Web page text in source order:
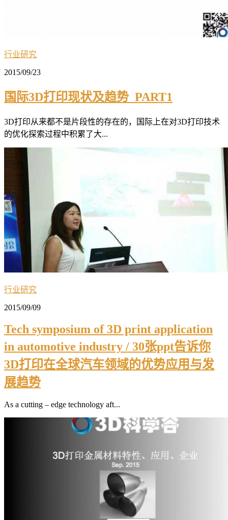
行业研究
2015/09/23
国际3D打印现状及趋势_PART1
3D打印从来都不是片段性的存在的，国际上在对3D打印技术
的优化探索过程中积累了大...
行业研究
2015/09/09
Tech symposium of 3D print application
in automotive industry / 30张ppt告诉你
3D打印在全球汽车领域的优势应用与发
展趋势
As a cutting – edge technology aft...